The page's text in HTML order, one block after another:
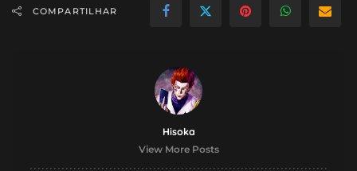
COMPARTILHAR
Hisoka
View More Posts